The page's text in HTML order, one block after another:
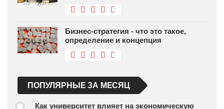
Бизнес-стратегия - что это такое,
определение и концепция
ПОПУЛЯРНЫЕ ЗА МЕСЯЦ
Как университет влияет на экономическую